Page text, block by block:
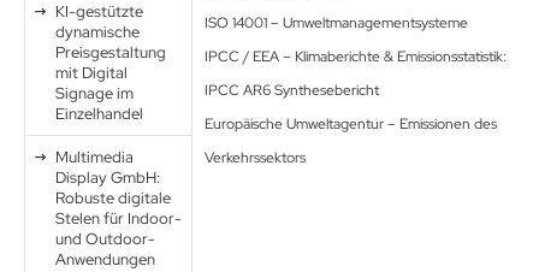
KI-gestützte
dynamische
Preisgestaltung
mit Digital
Signage im
Einzelhandel
Multimedia
Display GmbH:
Robuste digitale
Stelen für Indoor-
und Outdoor-
Anwendungen
ISO 14001 – Umweltmanagementsysteme
IPCC / EEA – Klimaberichte & Emissionsstatistik:
IPCC AR6 Synthesebericht
Europäische Umweltagentur – Emissionen des
Verkehrssektors